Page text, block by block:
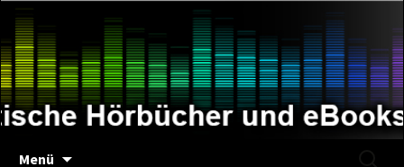
Inhalt
springen
Menü